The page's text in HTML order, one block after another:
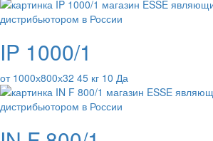
IP 1000/1
от 1000х800х32 45 кг 10 Да